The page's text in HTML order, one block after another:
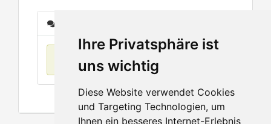
Ihre Privatsphäre ist
uns wichtig
Diese Website verwendet Cookies
und Targeting Technologien, um
Ihnen ein besseres Internet-Erlebnis